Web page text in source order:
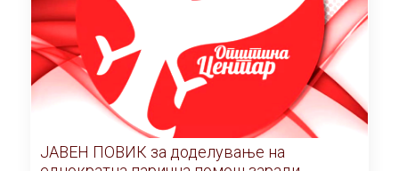
ЈАВЕН ПОВИК за доделување на